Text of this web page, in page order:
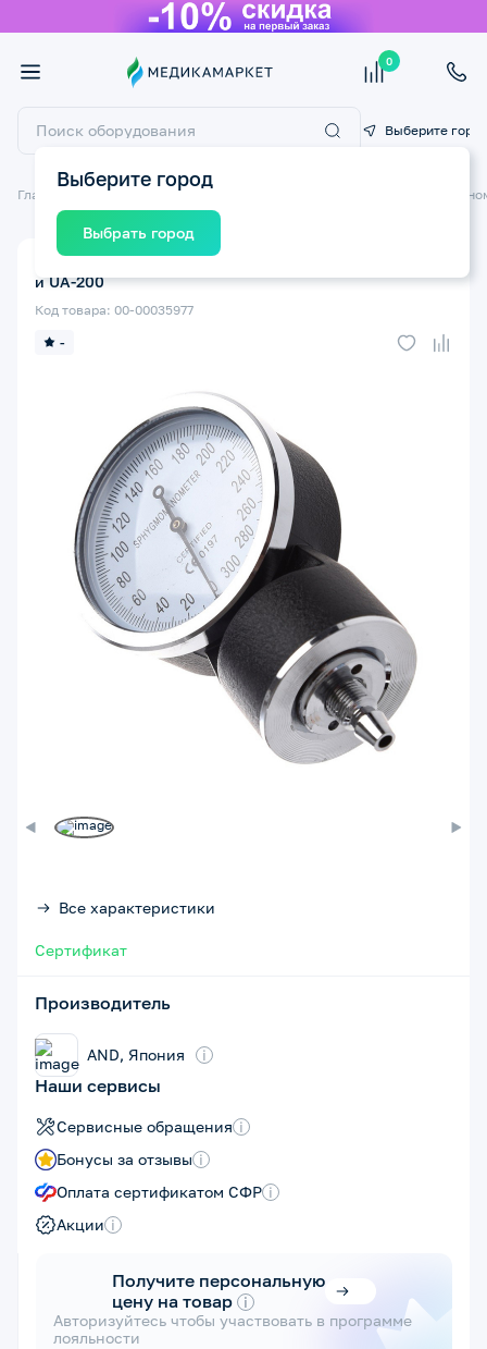
0
Выберите город
Выберите город
Выбрать город
Главная Медицинские приборы Запасные части к
-
Код товара: 00-00035977
и UA-200
Все характеристики
Сертификат
Производитель
AND, Япония i
Наши сервисы
Сервисные обращения i
Бонусы за отзывы i
Оплата сертификатом СФР i
Акции i
Получите персональную
цену на товар i
Авторизуйтесь чтобы участвовать в программе
лояльности